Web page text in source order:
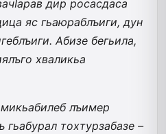
дир росасдаса
яс гьаюраблъиги, дун
Абизе бегьила,
хваликьа
лъимер
гьабурал тохтурзабазе –